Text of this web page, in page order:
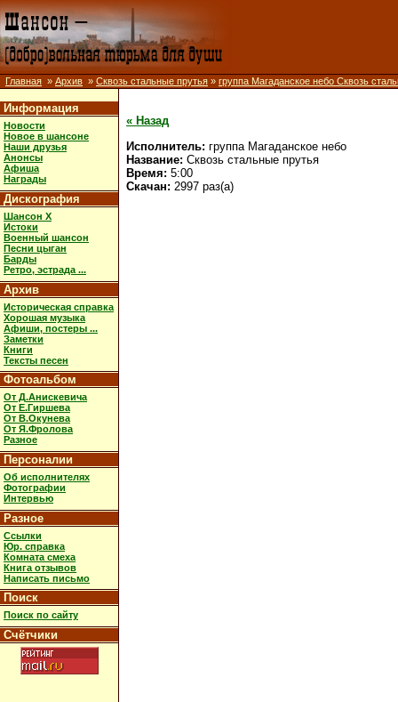
Главная » Архив » Сквозь стальные прутья » группа Магаданское небо Сквозь
Информация
Новости
Новое в шансоне
Наши друзья
Анонсы
Афиша
Награды
Дискография
Шансон X
Истоки
Военный шансон
Песни цыган
Барды
Ретро, эстрада ...
Архив
Историческая справка
Хорошая музыка
Афиши, постеры ...
Заметки
Книги
Тексты песен
Фотоальбом
От Д.Анискевича
От Е.Гиршева
От В.Окунева
От Я.Фролова
Разное
Персоналии
Об исполнителях
Фотографии
Интервью
Разное
Ссылки
Юр. справка
Комната смеха
Книга отзывов
Написать письмо
Поиск
Поиск по сайту
Счётчики
« Назад
Исполнитель: группа Магаданское небо
Название: Сквозь стальные прутья
Время: 5:00
Скачан: 2997 раз(а)